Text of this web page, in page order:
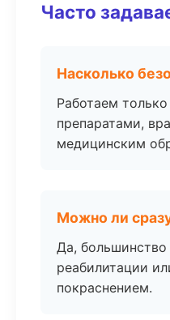
Часто
Насколько
Работаем
препаратами,
медицинским
Можно ли
Да, большинство
реабилитации
покраснением.